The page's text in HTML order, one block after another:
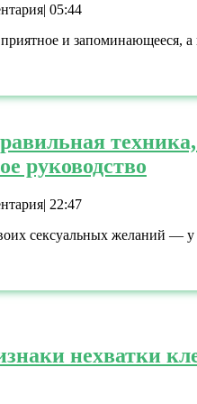
| 05:44
и
руководство
| 22:47
сексуальных желаний —
нехватки